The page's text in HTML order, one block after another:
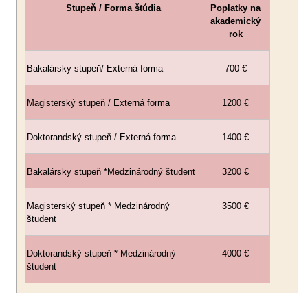
Stupeň / Forma štúdia
Poplatky na
akademický
rok
Bakalársky stupeň/ Externá forma 700 €
Magisterský stupeň / Externá forma 1200 €
Doktorandský stupeň / Externá forma 1400 €
Bakalársky stupeň *Medzinárodný študent 3200 €
Magisterský stupeň * Medzinárodný
študent
3500 €
Doktorandský stupeň * Medzinárodný
študent
4000 €